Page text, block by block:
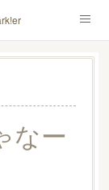
」
⇒ギャルマインド」
なー